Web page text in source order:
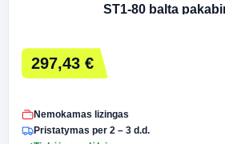
ST1-80 balta
297,43 €
Nemokamas lizingas
Pristatymas per 2 – 3 d.d.